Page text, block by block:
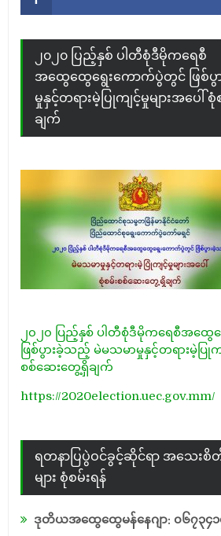
၂၀၂၀ ပြည့်နှစ် ပါတီစုံဒီမိုကရေစီ
အထွေထွေရွေးကောက်ပွဲတွင် ဖြစ်ပွ
မှုနှင့်တရားမဲ့ပြုကျင့်မှုများအပေါ်
ချက်
၂၀၂၀ ပြည့်နှစ် ပါတီစုံဒီမိုကရေစီအထွ
ဖြစ်ပွားခဲ့သည့် မဲမသမာမှုနှင့်တရားမဲ့ပြုက
စစ်ဆေးတွေ့ရှိချက်
https://2020election.uec.gov.mm/
ရတနာပြပွဲဝင်ခွင့်ဆိုင်ရာ အသေ
များ စုံစမ်းရန်
ဒုတိယအထွေထွေမန်နေဂျာ: ၀၆၇၃၄၁